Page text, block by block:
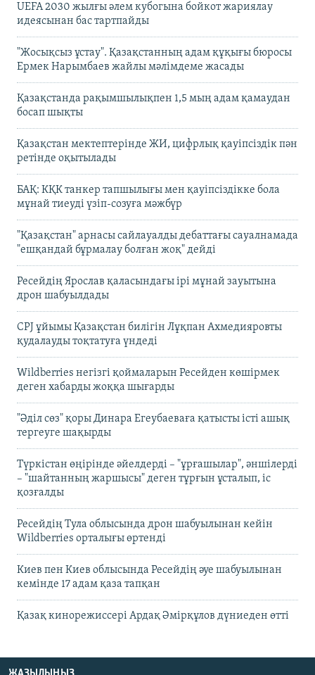
UEFA 2030 жылғы әлем кубогына бойкот жариялау
идеясынан бас тартпайды
"Жосықсыз ұстау". Қазақстанның адам құқығы бюросы
Ермек Нарымбаев жайлы мәлімдеме жасады
Қазақстанда рақымшылықпен 1,5 мың адам қамаудан
босап шықты
Қазақстан мектептерінде ЖИ, цифрлық қауіпсіздік пән
ретінде оқытылады
БАҚ: КҚК танкер тапшылығы мен қауіпсіздікке бола
мұнай тиеуді үзіп-созуға мәжбүр
"Қазақстан" арнасы сайлауалды дебаттағы сауалнамада
"ешқандай бұрмалау болған жоқ" дейді
Ресейдің Ярослав қаласындағы ірі мұнай зауытына
дрон шабуылдады
CPJ ұйымы Қазақстан билігін Лұқпан Ахмедияровты
қудалауды тоқтатуға үндеді
Wildberries негізгі қоймаларын Ресейден көшірмек
деген хабарды жоққа шығарды
"Әділ сөз" қоры Динара Егеубаеваға қатысты істі ашық
тергеуге шақырды
Түркістан өңірінде әйелдерді – "ұрғашылар", әншілерді
– "шайтанның жаршысы" деген тұрғын ұсталып, іс
қозғалды
Ресейдің Тула облысында дрон шабуылынан кейін
Wildberries орталығы өртенді
Киев пен Киев облысында Ресейдің әуе шабуылынан
кемінде 17 адам қаза тапқан
Қазақ кинорежиссері Ардақ Әмірқұлов дүниеден өтті